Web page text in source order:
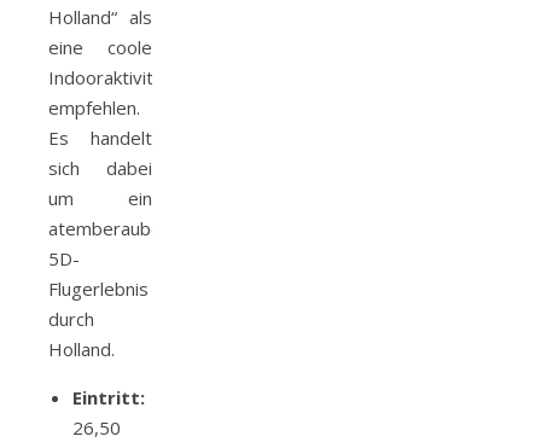
Holland“ als
eine coole
Indooraktivität
empfehlen.
Es handelt
sich dabei
um ein
atemberaubendes
5D-
Flugerlebnis
durch
Holland.
Eintritt:
26,50